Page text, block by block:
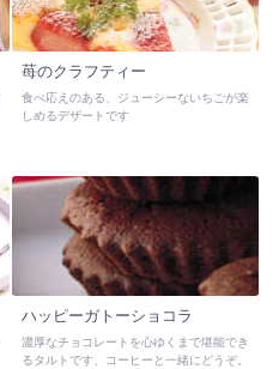
苺のクラフティー
食べ応えのある、ジューシーないちごが楽
しめるデザートです
ハッピーガトーショコラ
濃厚なチョコレートを心ゆくまで堪能でき
るタルトです、コーヒーと一緒にどうぞ。